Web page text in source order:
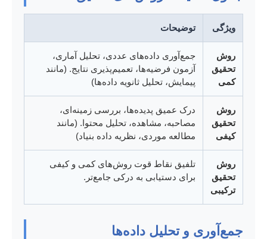
ویژگی توضیحات
روش
تحقیق
کمی
جمع‌آوری داده‌های عددی، تحلیل آماری،
آزمون فرضیه‌ها، تعمیم‌پذیری نتایج. (مانند
پیمایش، تحلیل ثانویه داده‌ها)
روش
تحقیق
کیفی
درک عمیق پدیده‌ها، بررسی زمینه‌ای،
مصاحبه، مشاهده، تحلیل محتوا. (مانند
مطالعه موردی، نظریه داده بنیاد)
روش
تحقیق
ترکیبی
تلفیق نقاط قوت روش‌های کمی و کیفی
برای دستیابی به درکی جامع‌تر.
جمع‌آوری و تحلیل داده‌ها